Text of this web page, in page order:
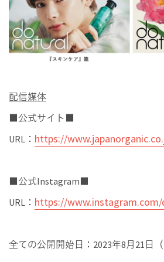
配信媒体
■公式サイト■
URL： https://
■公式Instagram■
URL： https://
全ての公開開始日：2023年8月21日